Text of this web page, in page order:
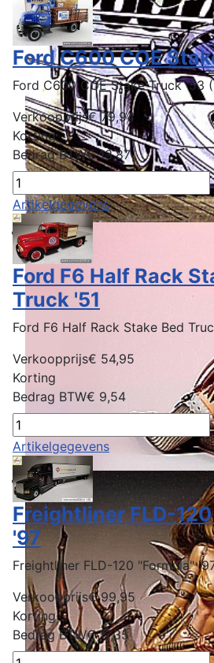
Ford C600 COE
Ford C600 COE Stake Truck '53
Verkoopprijs€ 79,94
Korting
Bedrag BTW€ 13,87
Artikelgegevens
Ford F6 Half Rack
Truck '51
Ford F6 Half Rack Stake Bed
Verkoopprijs€ 54,95
Korting
Bedrag BTW€ 9,54
Artikelgegevens
Freightliner FLD-
'97
Freightliner FLD-120 "Formula"
Verkoopprijs€ 99,95
Korting
Bedrag BTW€ 17,35